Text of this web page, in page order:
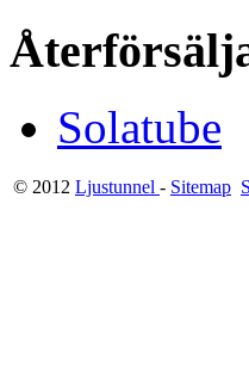
Solatube
© 2012 Ljustunnel - Sitemap